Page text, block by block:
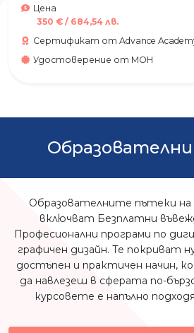
Цена
350 € / 684,54 лв.
Сертификат от Advance
Удостоверение от МОН
Образователните пътеки на
включват Безплатни
Професионални програми по
графичен дизайн. Те покриват
достъпен и практичен начин,
да навлезеш в сферата по-
курсовете е напълно